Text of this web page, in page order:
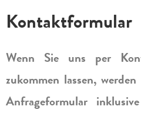
Kontaktformular
Wenn Sie uns per
zukommen lassen,
Anfrageformular